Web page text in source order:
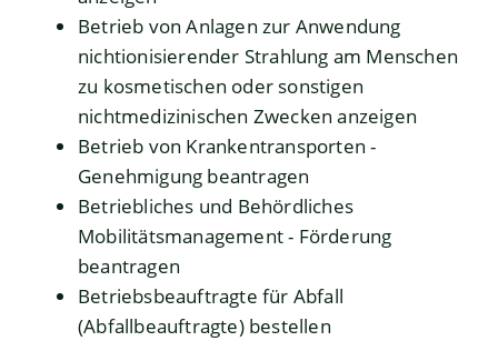
Betrieb von Anlagen zur Anwendung
nichtionisierender Strahlung am Menschen
zu kosmetischen oder sonstigen
nichtmedizinischen Zwecken anzeigen
Betrieb von Krankentransporten -
Genehmigung beantragen
Betriebliches und Behördliches
Mobilitätsmanagement - Förderung
beantragen
Betriebsbeauftragte für Abfall
(Abfallbeauftragte) bestellen